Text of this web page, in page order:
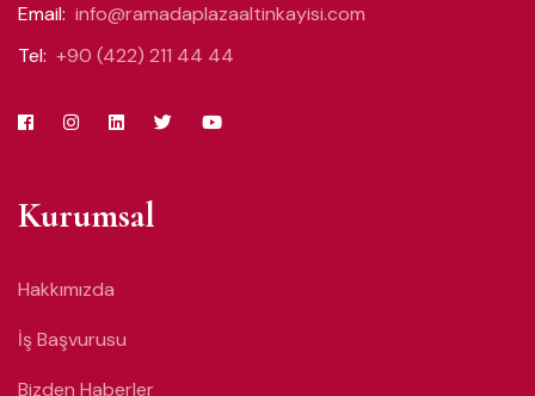
Email: info@ramadaplazaaltinkayisi.com
Tel: +90 (422) 211 44 44
Kurumsal
Hakkımızda
İş Başvurusu
Bizden Haberler